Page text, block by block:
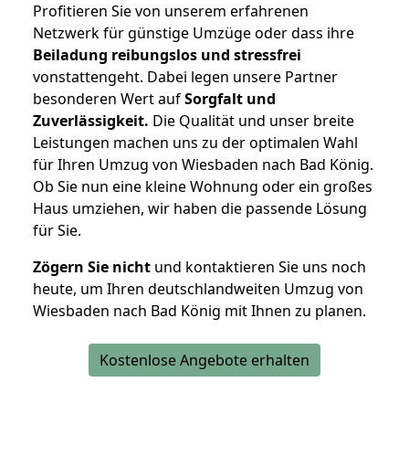
Profitieren Sie von unserem erfahrenen
Netzwerk für günstige Umzüge oder dass ihre
Beiladung reibungslos und stressfrei
vonstattengeht. Dabei legen unsere Partner
besonderen Wert aufSorgfalt und
Zuverlässigkeit. Die Qualität und unser breite
Leistungen machen uns zu der optimalen Wahl
für Ihren Umzug von Wiesbaden nach Bad König.
Ob Sie nun eine kleine Wohnung oder ein großes
Haus umziehen, wir haben die passende Lösung
für Sie.
Zögern Sie nicht und kontaktieren Sie uns noch
heute, um Ihren deutschlandweiten Umzug von
Wiesbaden nach Bad König mit Ihnen zu planen.
Kostenlose Angebote erhalten